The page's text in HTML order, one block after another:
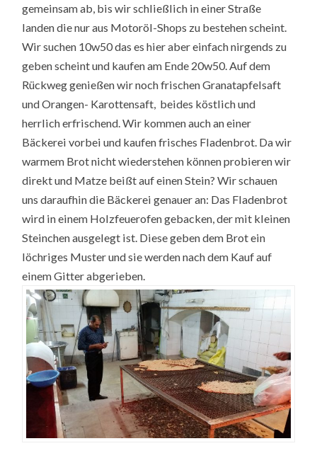
gemeinsam ab, bis wir schließlich in einer Straße
landen die nur aus Motoröl-Shops zu bestehen scheint.
Wir suchen 10w50 das es hier aber einfach nirgends zu
geben scheint und kaufen am Ende 20w50. Auf dem
Rückweg genießen wir noch frischen Granatapfelsaft
und Orangen- Karottensaft, beides köstlich und
herrlich erfrischend. Wir kommen auch an einer
Bäckerei vorbei und kaufen frisches Fladenbrot. Da wir
warmem Brot nicht wiederstehen können probieren wir
direkt und Matze beißt auf einen Stein? Wir schauen
uns daraufhin die Bäckerei genauer an: Das Fladenbrot
wird in einem Holzfeuerofen gebacken, der mit kleinen
Steinchen ausgelegt ist. Diese geben dem Brot ein
löchriges Muster und sie werden nach dem Kauf auf
einem Gitter abgerieben.